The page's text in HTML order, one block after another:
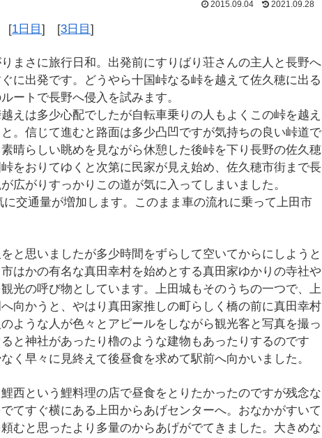
2015.09.04 2021.09.28
[1日目] [3日目]
まさに旅行日和。出発前にすりばり荘さんの主人と長野へ
に出発です。どうやら十国峠なる峠を越えて佐久穂に出る
ートで長野へ侵入を試みます。
えは多少心配でしたが自転車乗りの人もよくこの峠を越え
。信じて進むと路面は多少凸凹ですが気持ちの良い峠道で
晴らしい眺めを見ながら休憩した後峠を下り長野の佐久穂
をおりてゆくと次第に民家が見え始め、佐久穂市街まで長
広がりすっかりこの道が気に入ってしまいました。
交通量が増加します。このまま車の流れに乗って上田市
と思いましたが多少時間をずらして空いてからにしようと
はかの有名な真田幸村を始めとする真田家ゆかりの寺社や
光の呼び物としています。上田城もそのうちの一つで、上
向かうと、やはり真田家推しの町らしく橋の前に真田幸村
ような人が色々とアピールをしながら観光客と写真を撮っ
と神社があったり櫓のような建物もあったりするのです
く早々に見終えて後昼食を求めて駅前へ向かいました。
西という鯉料理の店で昼食をとりたかったのですが残念な
てすぐ横にある上田からあげセンターへ。おなかがすいて
むと思ったより多量のからあげがでてきました。大きめな